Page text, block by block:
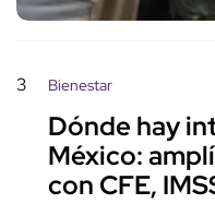
3 Bienestar
Dónde hay
México:
con CFE,